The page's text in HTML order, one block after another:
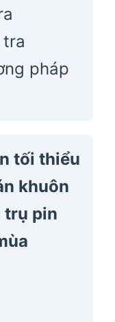
pháp
tối thiểu
khuôn
trụ pin